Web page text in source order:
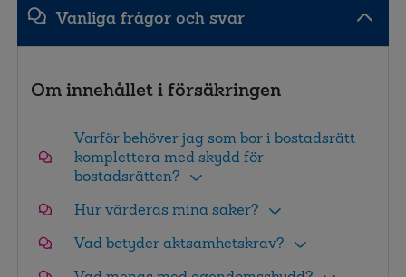
Vanliga frågor och svar
Om innehållet i försäkringen
Varför behöver jag som bor i bostadsrätt
komplettera med skydd för
bostadsrätten?
Hur värderas mina saker?
Vad betyder aktsamhetskrav?